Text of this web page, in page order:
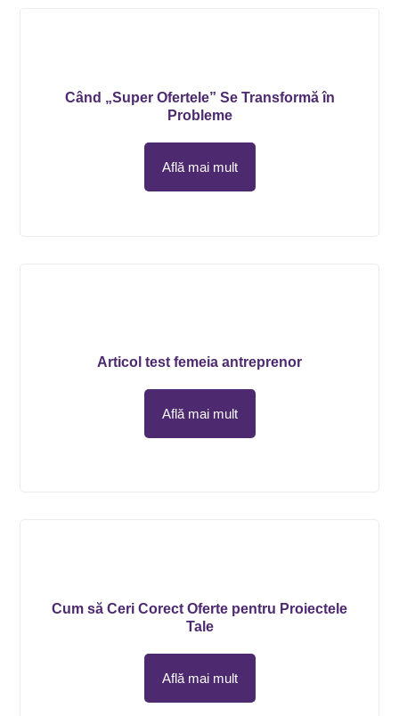
Când „Super Ofertele” Se Transformă în
Probleme
Află mai mult
Articol test femeia antreprenor
Află mai mult
Cum să Ceri Corect Oferte pentru Proiectele
Tale
Află mai mult